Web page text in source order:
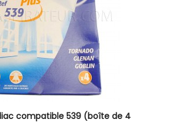
compatible 539 (boîte de 4